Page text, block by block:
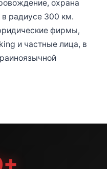
охрана
радиусе 300 км.
фирмы,
и частные лица, в